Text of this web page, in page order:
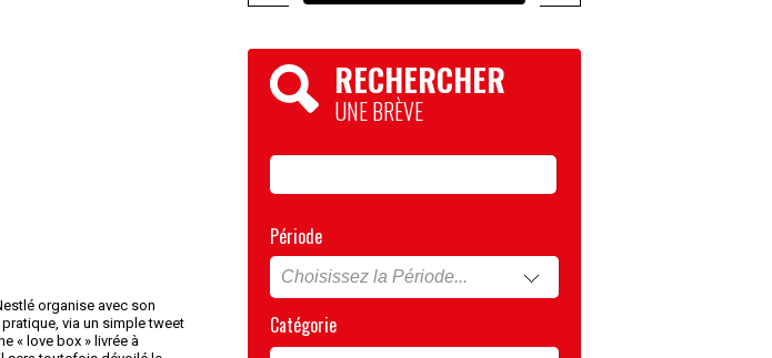
organise avec son
via un simple tweet
« love box » livrée à
RECHERCHER
UNE BRÈVE
Période
Catégorie